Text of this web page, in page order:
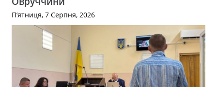
П’ятниця, 7 Серпня, 2026